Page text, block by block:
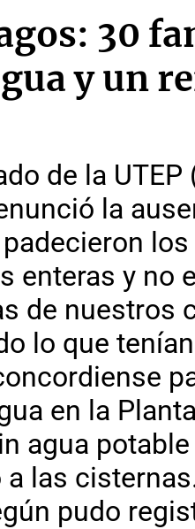
30
y un
de la
la
enteras y no
de nuestros
lo que
en la
agua
las
pudo